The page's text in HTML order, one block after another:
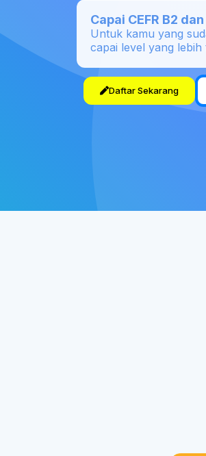
Capai CEFR B2
Untuk kamu yang
capai level yang lebih
Daftar Sekarang